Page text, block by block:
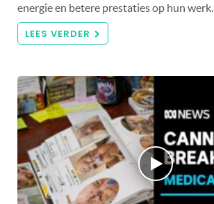
energie en betere prestaties op hun werk.
LEES VERDER